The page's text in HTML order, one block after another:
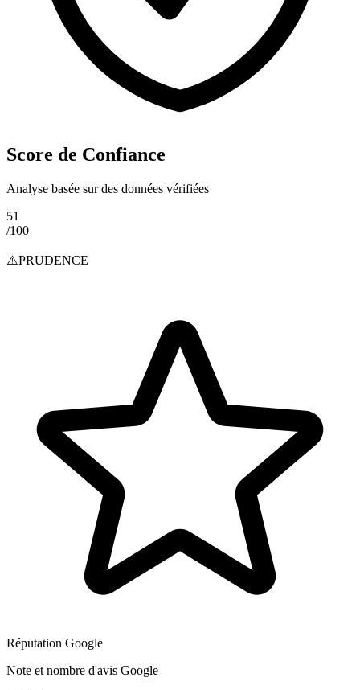
Score de Confiance
Analyse basée sur des données vérifiées
51
/100
⚠️PRUDENCE
Réputation Google
Note et nombre d'avis Google